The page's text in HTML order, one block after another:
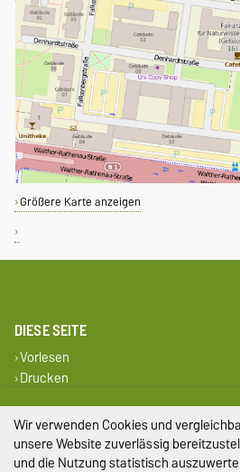
Größere Karte anzeigen
DIESE SEITE
Vorlesen
Drucken
Impressum
Datenschutz
Wir verwenden Cookies und
unsere Website zuverlässig
und die Nutzung statistisch